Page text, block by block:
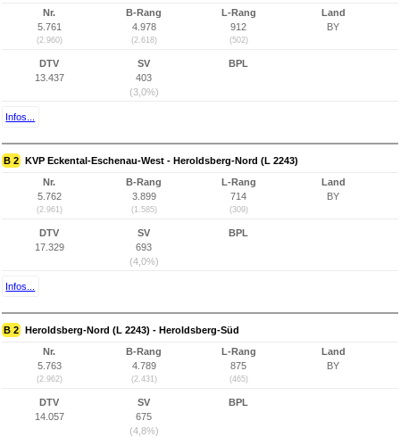
Nr.
5.761
(2.960)
B-Rang
4.978
(2.618)
L-Rang
912
(502)
Land
BY
DTV
13.437
SV
403
(3,0%)
BPL
Infos...
B 2 KVP Eckental-Eschenau-West - Heroldsberg-Nord (L 2243)
Nr.
5.762
(2.961)
B-Rang
3.899
(1.585)
L-Rang
714
(309)
Land
BY
DTV
17.329
SV
693
(4,0%)
BPL
Infos...
B 2 Heroldsberg-Nord (L 2243) - Heroldsberg-Süd
Nr.
5.763
(2.962)
B-Rang
4.789
(2.431)
L-Rang
875
(465)
Land
BY
DTV
14.057
SV
675
(4,8%)
BPL